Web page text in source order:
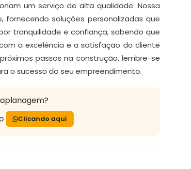
um serviço de alta qualidade. Nossa
soluções personalizadas que
tranquilidade e confiança, sabendo que
a excelência e a satisfação do cliente
passos na construção, lembre-se
o sucesso do seu empreendimento.
Clicando aqui